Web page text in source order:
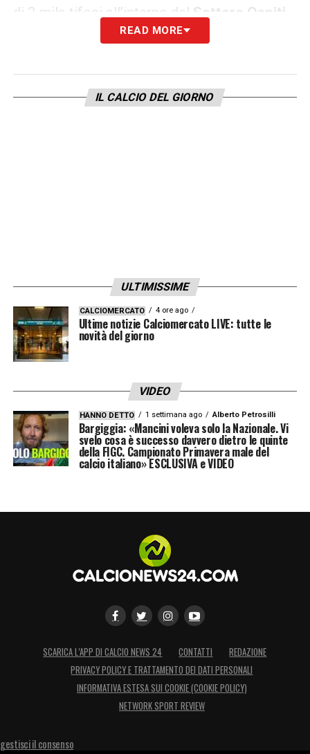
di 3 mila tifosi all’interno del Settore Ospiti
Di ticket però, si può acquistarli soltanto fino
LA PLAYLIST DELLE NOSTRE TOP NEWS
READ MORE
IL CALCIO DEL GIORNO
ULTIMISSIME
CALCIOMERCATO 4 ore ago
Ultime notizie Calciomercato LIVE: tutte le
novità del giorno
VIDEO
HANNO DETTO 1 settimana ago Alberto Petrosilli
Bargiggia: «Mancini voleva solo la Nazionale. Vi
svelo cosa è successo davvero dietro le quinte
della FIGC. Campionato Primavera male del
calcio italiano» ESCLUSIVA e VIDEO
SCARICA L’APP DI CALCIO NEWS 24 CONTATTI
REDAZIONE
PRIVACY POLICY E TRATTAMENTO DEI DATI PERSONALI
INFORMATIVA ESTESA SUI COOKIE (COOKIE POLICY)
NETWORK SPORT REVIEW
gestisci il consenso